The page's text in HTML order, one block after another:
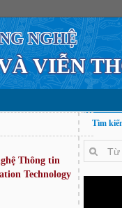
NGHỆ
VIỄN
Thông tin
Technology
Tìm